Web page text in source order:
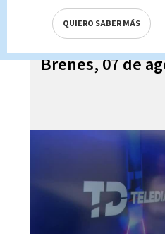
Telediario En
Brenes, 07 de
QUIERO SABER MÁS